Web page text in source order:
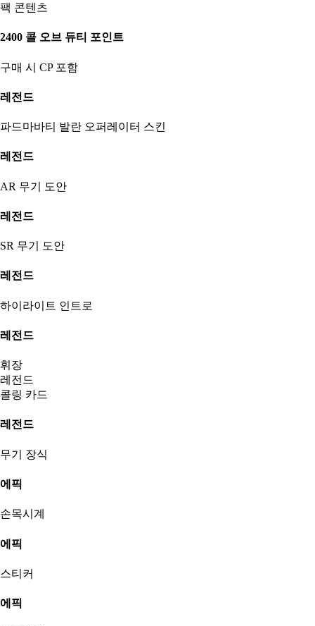
팩 콘텐츠
2400 콜 오브 듀티 포인트
구매 시 CP 포함
레전드
파드마바티 발란 오퍼레이터 스킨
레전드
AR 무기 도안
레전드
SR 무기 도안
레전드
하이라이트 인트로
레전드
휘장
레전드
콜링 카드
레전드
무기 장식
에픽
손목시계
에픽
스티커
에픽